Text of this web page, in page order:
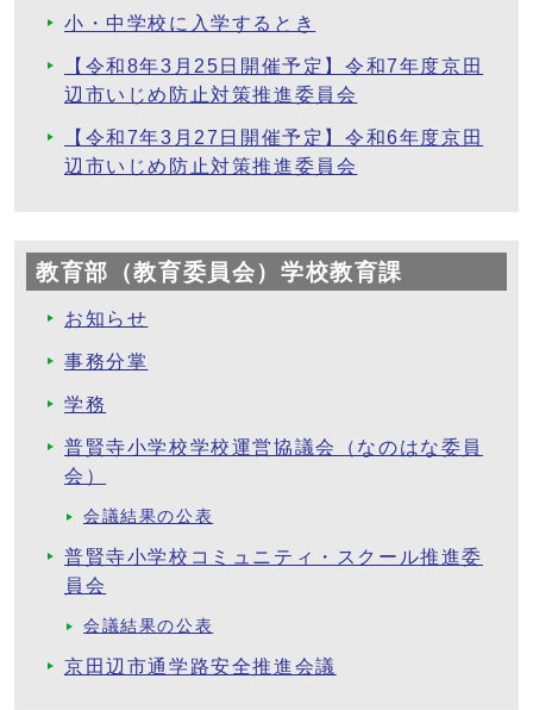
小・中学校に入学するとき
【令和8年3月25日開催予定】令和7年度京田
辺市いじめ防止対策推進委員会
【令和7年3月27日開催予定】令和6年度京田
辺市いじめ防止対策推進委員会
教育部（教育委員会）学校教育課
お知らせ
事務分掌
学務
普賢寺小学校学校運営協議会（なのはな委員
会）
会議結果の公表
普賢寺小学校コミュニティ・スクール推進委
員会
会議結果の公表
京田辺市通学路安全推進会議